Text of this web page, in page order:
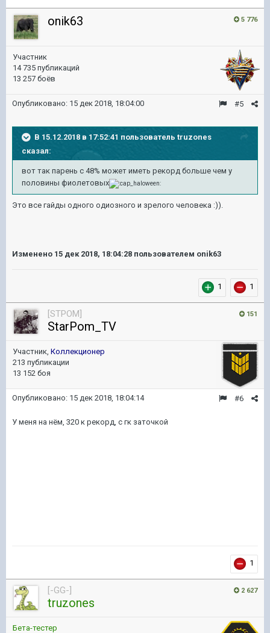
5 776
onik63
Участник
14 735 публикаций
13 257 боёв
#5
Опубликовано: 15 дек 2018, 18:04:00
В 15.12.2018 в 17:52:41 пользователь truzones
сказал:
вот так парень с 48% может иметь рекорд больше чем у
половины фиолетовых
Это все гайды одного одиозного и зрелого человека :)).
Изменено 15 дек 2018, 18:04:28 пользователем onik63
1 1
151
[STPOM]
StarPom_TV
Участник, Коллекционер
213 публикации
13 152 боя
#6
Опубликовано: 15 дек 2018, 18:04:14
У меня на нём, 320 к рекорд, с гк заточкой
1
2 627
[-GG-]
truzones
Бета-тестер